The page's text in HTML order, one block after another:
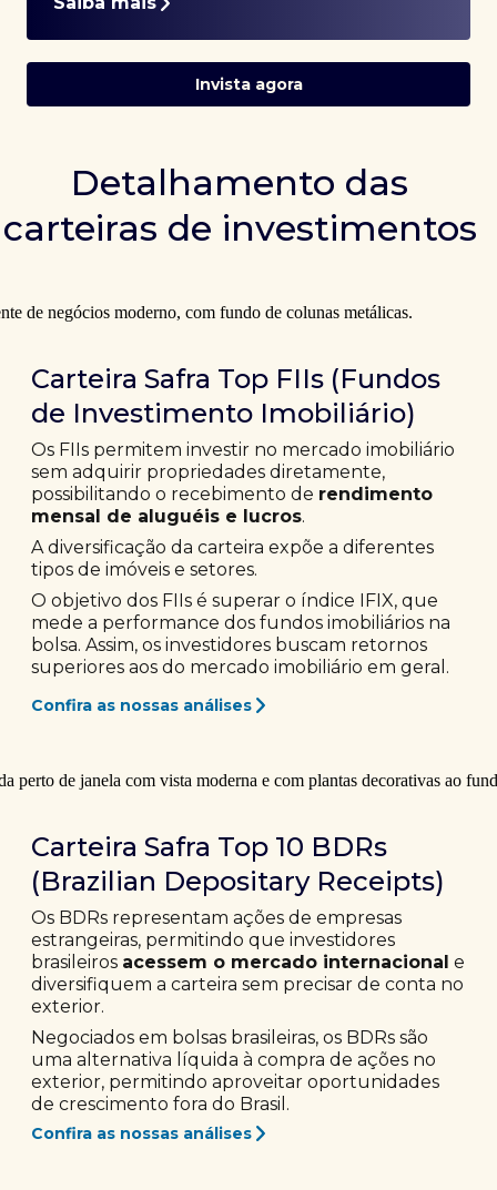
Invista agora
Detalhamento das
carteiras de investimentos
Carteira Safra Top FIIs (Fundos
de Investimento Imobiliário)
Os FIIs permitem investir no mercado imobiliário
sem adquirir propriedades diretamente,
possibilitando o recebimento de rendimento
mensal de aluguéis e lucros.
A diversificação da carteira expõe a diferentes
tipos de imóveis e setores.
O objetivo dos FIIs é superar o índice IFIX, que
mede a performance dos fundos imobiliários na
bolsa. Assim, os investidores buscam retornos
superiores aos do mercado imobiliário em geral.
Confira as nossas análises
Carteira Safra Top 10 BDRs
(Brazilian Depositary Receipts)
Os BDRs representam ações de empresas
estrangeiras, permitindo que investidores
brasileiros acessem o mercado internacional e
diversifiquem a carteira sem precisar de conta no
exterior.
Negociados em bolsas brasileiras, os BDRs são
uma alternativa líquida à compra de ações no
exterior, permitindo aproveitar oportunidades
de crescimento fora do Brasil.
Confira as nossas análises